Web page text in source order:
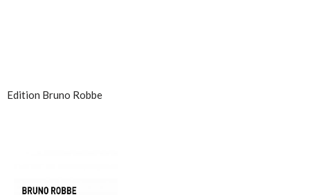
Edition Bruno Robbe